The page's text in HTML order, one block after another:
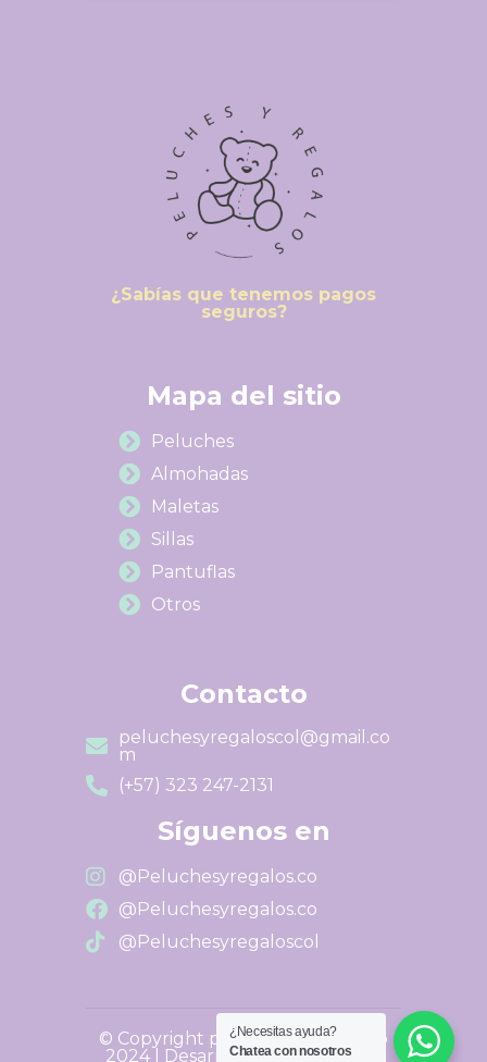
¿Sabías que tenemos pagos
seguros?
Mapa del sitio
Peluches
Almohadas
Maletas
Sillas
Pantuflas
Otros
Contacto
peluchesyregaloscol@gmail.co
m
(+57) 323 247-2131
Síguenos en
@Peluchesyregalos.co
@Peluchesyregalos.co
@Peluchesyregaloscol
© Copyright peluchesyregalos.co
2024 | Desarrollado porTiendas
¿Necesitas ayuda?
Chatea con nosotros